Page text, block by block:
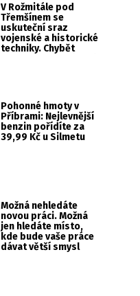
V Rožmitále pod
Třemšínem se
uskuteční sraz
vojenské a historické
techniky. Chybět
Pohonné hmoty v
Příbrami: Nejlevnější
benzin pořídíte za
39,99 Kč u Silmetu
Možná nehledáte
novou práci. Možná
jen hledáte místo,
kde bude vaše práce
dávat větší smysl